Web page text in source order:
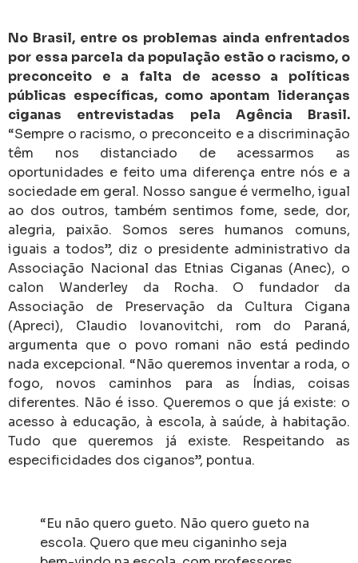
No Brasil, entre os problemas ainda enfrentados
por essa parcela da população estão o racismo, o
preconceito e a falta de acesso a políticas
públicas específicas, como apontam lideranças
ciganas entrevistadas pela Agência Brasil.
“Sempre o racismo, o preconceito e a discriminação
têm nos distanciado de acessarmos as
oportunidades e feito uma diferença entre nós e a
sociedade em geral. Nosso sangue é vermelho, igual
ao dos outros, também sentimos fome, sede, dor,
alegria, paixão. Somos seres humanos comuns,
iguais a todos”, diz o presidente administrativo da
Associação Nacional das Etnias Ciganas (Anec), o
calon Wanderley da Rocha. O fundador da
Associação de Preservação da Cultura Cigana
(Apreci), Claudio Iovanovitchi, rom do Paraná,
argumenta que o povo romani não está pedindo
nada excepcional. “Não queremos inventar a roda, o
fogo, novos caminhos para as Índias, coisas
diferentes. Não é isso. Queremos o que já existe: o
acesso à educação, à escola, à saúde, à habitação.
Tudo que queremos já existe. Respeitando as
especificidades dos ciganos”, pontua.
“Eu não quero gueto. Não quero gueto na
escola. Quero que meu ciganinho seja